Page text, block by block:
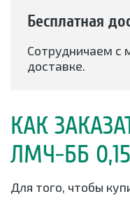
Бесплатная
Сотрудничаем с
доставке.
КАК
ЛМЧ-ББ
Для того, чтобы